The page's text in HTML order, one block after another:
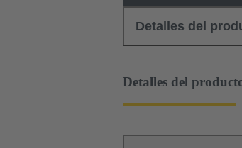
Detalles del
Detalles del